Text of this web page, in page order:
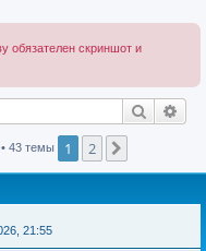
обязателен скриншот и
Поиск
43 темы 1 2
21:55